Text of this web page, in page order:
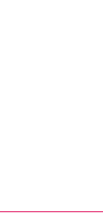
Española